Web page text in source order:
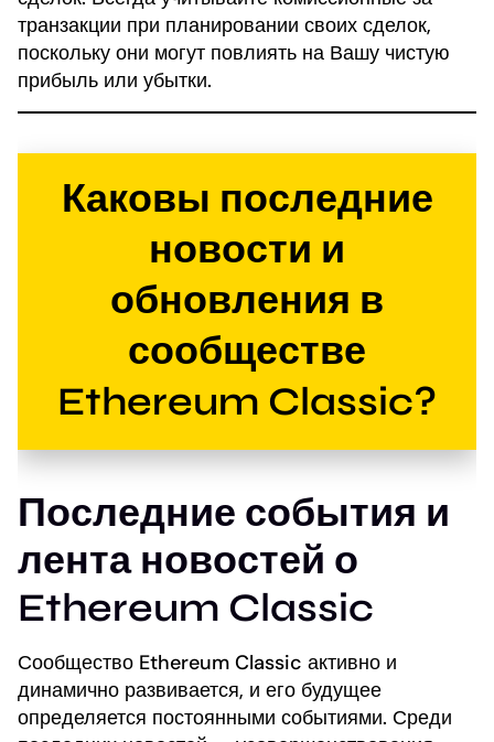
транзакции при планировании своих сделок,
поскольку они могут повлиять на Вашу чистую
прибыль или убытки.
Каковы последние
новости и
обновления в
сообществе
Ethereum Classic?
Последние события и
лента новостей о
Ethereum Classic
Сообщество Ethereum Classic активно и
динамично развивается, и его будущее
определяется постоянными событиями. Среди